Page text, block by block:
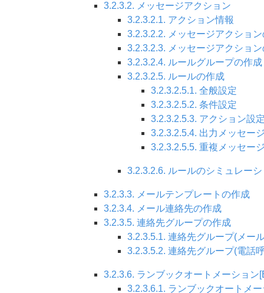
3.2.3.2. メッセージアクション
3.2.3.2.1. アクション情報
3.2.3.2.2. メッセージアクショ
3.2.3.2.3. メッセージアクショ
3.2.3.2.4. ルールグループの作成
3.2.3.2.5. ルールの作成
3.2.3.2.5.1. 全般設定
3.2.3.2.5.2. 条件設定
3.2.3.2.5.3. アクション設
3.2.3.2.5.4. 出力メッセー
3.2.3.2.5.5. 重複メッセー
3.2.3.2.6. ルールのシミュレー
3.2.3.3. メールテンプレートの作成
3.2.3.4. メール連絡先の作成
3.2.3.5. 連絡先グループの作成
3.2.3.5.1. 連絡先グループ(メー
3.2.3.5.2. 連絡先グループ(電話
3.2.3.6. ランブックオートメーション
3.2.3.6.1. ランブックオートメ